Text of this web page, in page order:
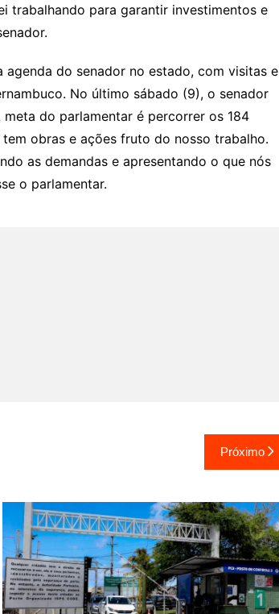
trabalhando para garantir investimentos e
do senador no estado, com visitas e
No último sábado (9), o senador
do parlamentar é percorrer os 184
obras e ações fruto do nosso trabalho.
as demandas e apresentando o que nós
o parlamentar.
Próximo